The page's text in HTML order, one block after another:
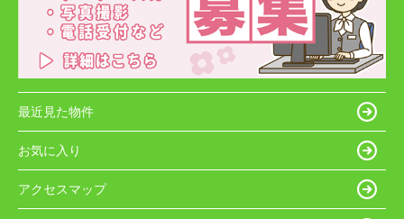
最近見た物件
お気に入り
アクセスマップ